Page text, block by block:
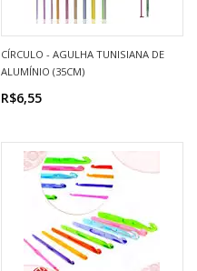
CÍRCULO - AGULHA TUNISIANA DE
ALUMÍNIO (35CM)
R$6,55